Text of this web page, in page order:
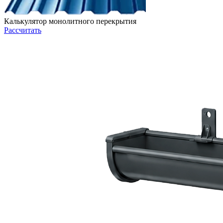
Калькулятор монолитного перекрытия
Рассчитать